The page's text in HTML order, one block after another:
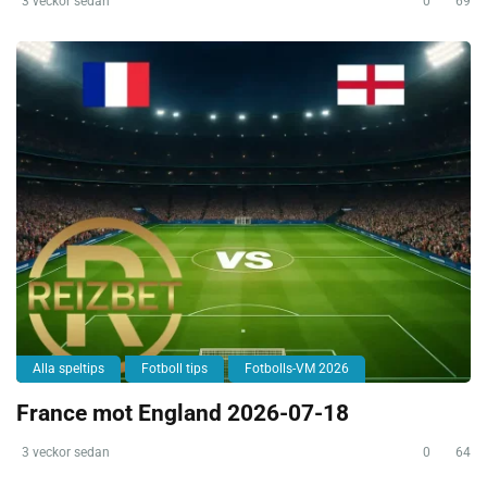
Alla speltips Fotboll tips Fotbolls-VM 2026
France mot England 2026-07-18
3 veckor sedan 0 64